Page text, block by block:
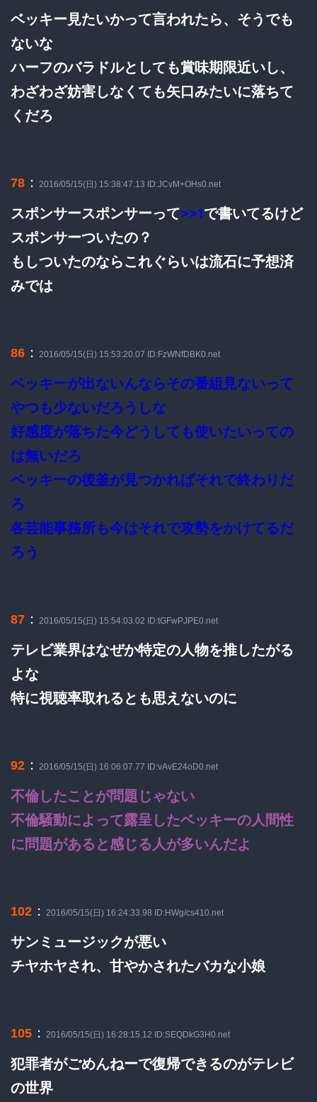
ベッキー見たいかって言われたら、そうでも
ないな
ハーフのバラドルとしても賞味期限近いし、
わざわざ妨害しなくても矢口みたいに落ちて
くだろ
78 ： 2016/05/15(日) 15:38:47.13 ID:JCvM+OHs0.net
スポンサースポンサーって>>1で書いてるけど
スポンサーついたの？
もしついたのならこれぐらいは流石に予想済
みでは
86 ： 2016/05/15(日) 15:53:20.07 ID:FzWNfDBK0.net
ベッキーが出ないんならその番組見ないって
やつも少ないだろうしな
好感度が落ちた今どうしても使いたいっての
は無いだろ
ベッキーの後釜が見つかればそれで終わりだ
ろ
各芸能事務所も今はそれで攻勢をかけてるだ
ろう
87 ： 2016/05/15(日) 15:54:03.02 ID:tGFwPJPE0.net
テレビ業界はなぜか特定の人物を推したがる
よな
特に視聴率取れるとも思えないのに
92 ： 2016/05/15(日) 16:06:07.77 ID:vAvE24oD0.net
不倫したことが問題じゃない
不倫騒動によって露呈したベッキーの人間性
に問題があると感じる人が多いんだよ
102 ： 2016/05/15(日) 16:24:33.98 ID:HWg/cs410.net
サンミュージックが悪い
チヤホヤされ、甘やかされたバカな小娘
105 ： 2016/05/15(日) 16:28:15.12 ID:SEQDkG3H0.net
犯罪者がごめんねーで復帰できるのがテレビ
の世界